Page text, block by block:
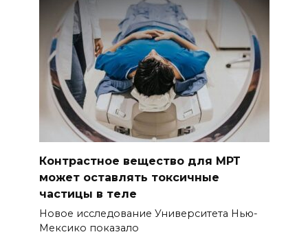
Контрастное вещество для МРТ
может оставлять токсичные
частицы в теле
Новое исследование Университета Нью-
Мексико показало